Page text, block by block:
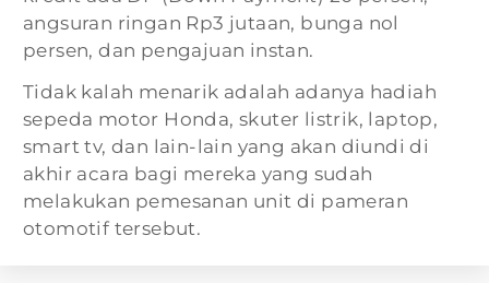
angsuran ringan Rp3 jutaan, bunga nol
persen, dan pengajuan instan.
Tidak kalah menarik adalah adanya hadiah
sepeda motor Honda, skuter listrik, laptop,
smart tv, dan lain-lain yang akan diundi di
akhir acara bagi mereka yang sudah
melakukan pemesanan unit di pameran
otomotif tersebut.